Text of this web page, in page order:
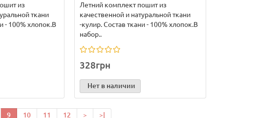
из
ткани
- 100% хлопок.В
Летний комплект пошит из
качественной и натуральной ткани
-кулир. Состав ткани - 100% хлопок.В
набор..
328грн
Нет в наличии
9 10 11 12 >
>|